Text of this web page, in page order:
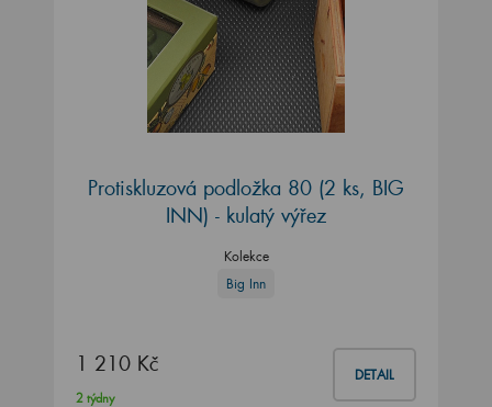
Protiskluzová podložka 80 (2 ks, BIG
INN) - kulatý výřez
Kolekce
Big Inn
1 210 Kč DETAIL
2 týdny